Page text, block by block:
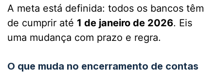
A meta está definida: todos os bancos têm
de cumprir até 1 de janeiro de 2026. Eis
uma mudança com prazo e regra.
O que muda no encerramento de contas